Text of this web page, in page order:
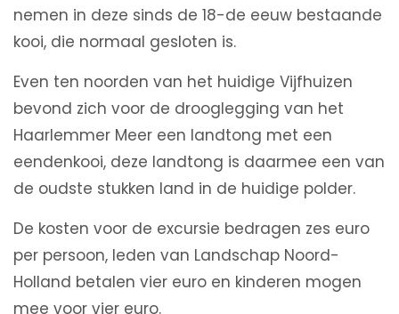
nemen in deze sinds de 18-de eeuw bestaande
kooi, die normaal gesloten is.
Even ten noorden van het huidige Vijfhuizen
bevond zich voor de drooglegging van het
Haarlemmer Meer een landtong met een
eendenkooi, deze landtong is daarmee een van
de oudste stukken land in de huidige polder.
De kosten voor de excursie bedragen zes euro
per persoon, leden van Landschap Noord-
Holland betalen vier euro en kinderen mogen
mee voor vier euro.